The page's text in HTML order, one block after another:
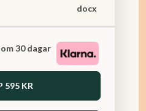
docx
30 dagar
595 KR